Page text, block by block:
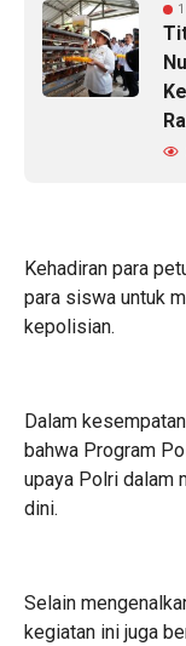
Kehadiran para
para siswa untuk
kepolisian.
Dalam
bahwa Program
upaya Polri dalam
dini.
Selain
kegiatan ini juga